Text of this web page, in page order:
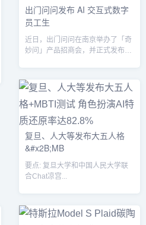
出门问问发布 AI 交互式数字
员工生
近日，出门问问在南京举办了「奇
妙问」产品招商会，并正式发布了
复旦、人大等发布大五人格
&#x2B;MB
要点: 复旦大学和中国人民大学联
合Chat凉宫...